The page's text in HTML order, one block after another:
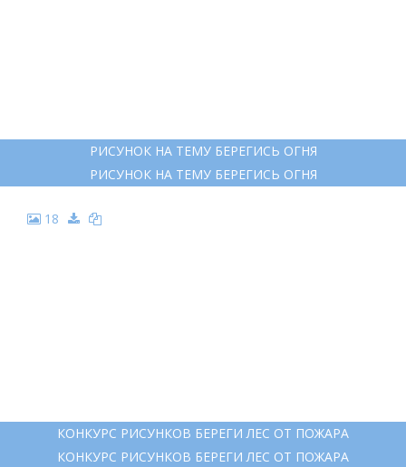
РИСУНОК НА ТЕМУ БЕРЕГИСЬ ОГНЯ
РИСУНОК НА ТЕМУ БЕРЕГИСЬ ОГНЯ
18
КОНКУРС РИСУНКОВ БЕРЕГИ ЛЕС ОТ ПОЖАРА
КОНКУРС РИСУНКОВ БЕРЕГИ ЛЕС ОТ ПОЖАРА